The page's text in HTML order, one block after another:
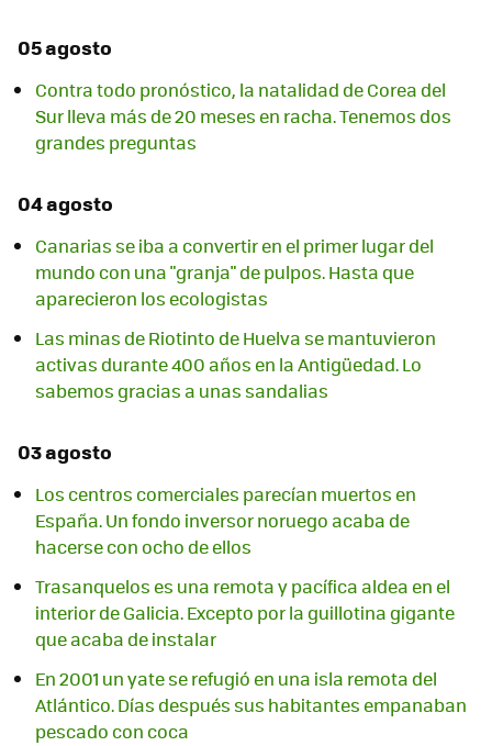
05 agosto
Contra todo pronóstico, la natalidad de Corea del
Sur lleva más de 20 meses en racha. Tenemos dos
grandes preguntas
04 agosto
Canarias se iba a convertir en el primer lugar del
mundo con una "granja" de pulpos. Hasta que
aparecieron los ecologistas
Las minas de Riotinto de Huelva se mantuvieron
activas durante 400 años en la Antigüedad. Lo
sabemos gracias a unas sandalias
03 agosto
Los centros comerciales parecían muertos en
España. Un fondo inversor noruego acaba de
hacerse con ocho de ellos
Trasanquelos es una remota y pacífica aldea en el
interior de Galicia. Excepto por la guillotina gigante
que acaba de instalar
En 2001 un yate se refugió en una isla remota del
Atlántico. Días después sus habitantes empanaban
pescado con coca